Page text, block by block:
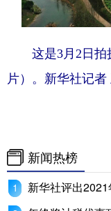
这是3月2日
片）。新华社记者
新闻热榜
新华社评出